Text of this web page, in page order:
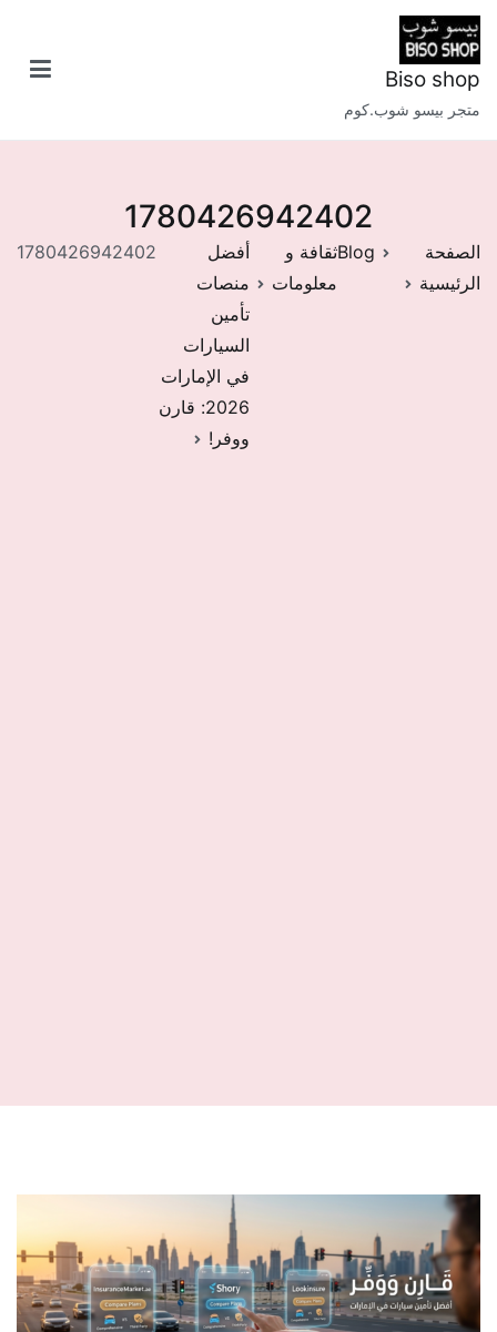
تخطى
إلى
المحتوى
Biso shop
متجر بيسو شوب.كوم
1780426942402
الصفحة
الرئيسية
Blogثقافة و
معلومات
أفضل
منصات
تأمين
السيارات
في الإمارات
2026: قارن
ووفر!
1780426942402